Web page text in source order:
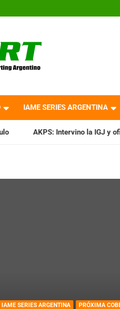
del
Argentina
IAME SERIES ARGENTINA
Intervino la IGJ y oficializó el
ARGENTINA